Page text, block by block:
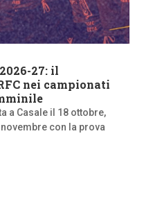
27: il
nei campionati
a Casale il 18 ottobre,
con la prova